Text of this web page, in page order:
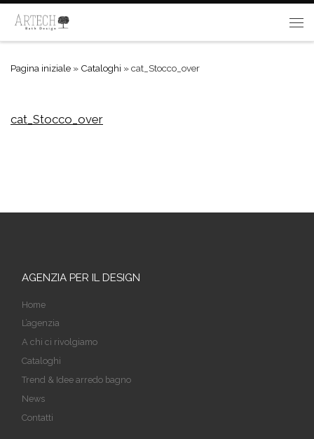
Passa al contenuto
Pagina iniziale » Cataloghi »cat_Stocco_over
cat_Stocco_over
AGENZIA PER IL DESIGN
Home
L’agenzia
A chi ci rivolgiamo
Cataloghi
Trend & Idee arredo bagno
News
Contatti